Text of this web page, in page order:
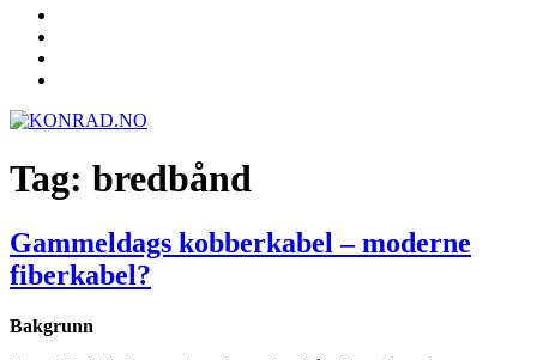
Tag: bredbånd
Gammeldags kobberkabel – moderne
fiberkabel?
Bakgrunn